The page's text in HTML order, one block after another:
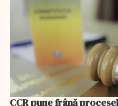
CCR pune frână